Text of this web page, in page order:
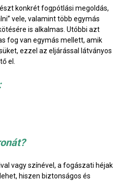
konkrét fogpótlási megoldás,
vele, valamint több egymás
is alkalmas. Utóbbi azt
fog van egymás mellett, amik
ezzel az eljárással látványos
el.
vagy színével, a fogászati héjak
hiszen biztonságos és